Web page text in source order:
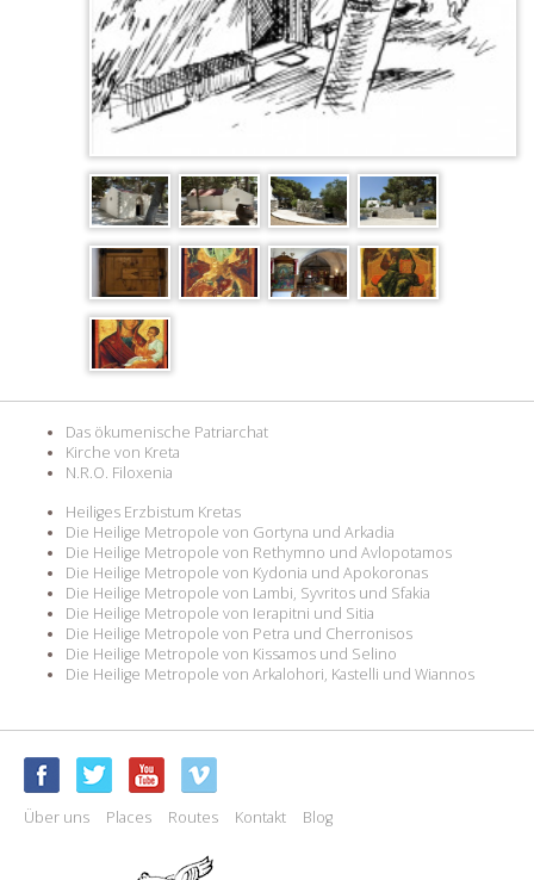
Das ökumenische Patriarchat
Kirche von Kreta
N.R.O. Filoxenia
Heiliges Erzbistum Kretas
Die Heilige Metropole von Gortyna und Arkadia
Die Heilige Metropole von Rethymno und Avlopotamos
Die Heilige Metropole von Kydonia und Apokoronas
Die Heilige Metropole von Lambi, Syvritos und Sfakia
Die Heilige Metropole von Ierapitni und Sitia
Die Heilige Metropole von Petra und Cherronisos
Die Heilige Metropole von Kissamos und Selino
Die Heilige Metropole von Arkalohori, Kastelli und Wiannos
Über uns Places Routes Kontakt Blog